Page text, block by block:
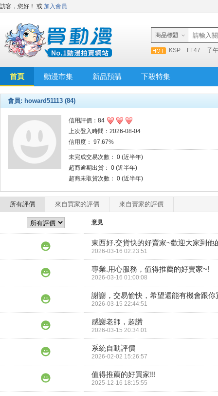
訪客，您好！ 或 加入會員
商品標題
KSP FF47 子
首頁 動漫市集 新品預購 下殺特集
會員: howard51113 (84)
信用評價：84
上次登入時間：2026-08-04
信用度： 97.67%
未完成交易次數： 0 (近半年)
超商逾期出貨： 0 (近半年)
超商未取貨次數： 0 (近半年)
所有評價 來自買家的評價 來自賣家的評價
意見
東西好.交貨快的好賣家~歡迎大家到他
2026-03-16 02:23:51
專業.用心服務，值得推薦的好賣家~!
2026-03-16 01:00:08
謝謝，交易愉快，希望還能有機會跟你
2026-03-15 22:44:51
感謝老師，超讚
2026-03-15 20:34:01
系統自動評價
2026-02-02 15:26:57
值得推薦的好買家!!!
2025-12-16 18:15:55